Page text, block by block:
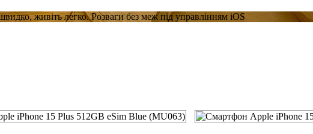
живіть легко. Розваги без меж під управлінням iOS